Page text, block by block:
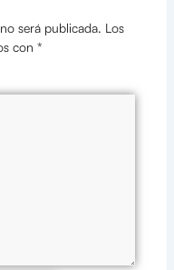
será publicada. Los
con *